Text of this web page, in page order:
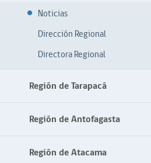
Noticias
Dirección Regional
Directora Regional
Región de Tarapacá
Región de Antofagasta
Región de Atacama